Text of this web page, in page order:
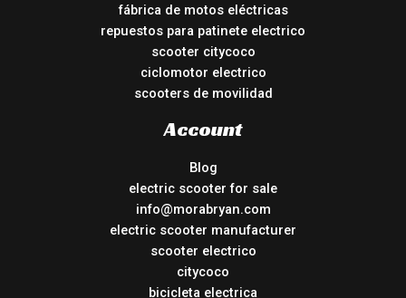
fábrica de motos eléctricas
repuestos para patinete electrico
scooter citycoco
ciclomotor electrico
scooters de movilidad
Account
Blog
electric scooter for sale
info@morabryan.com
electric scooter manufacturer
scooter electrico
citycoco
bicicleta electrica